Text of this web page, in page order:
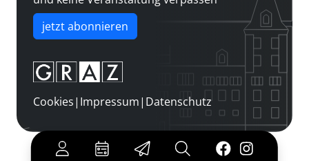
jetzt abonnieren
Cookies| Impressum| Datenschutz